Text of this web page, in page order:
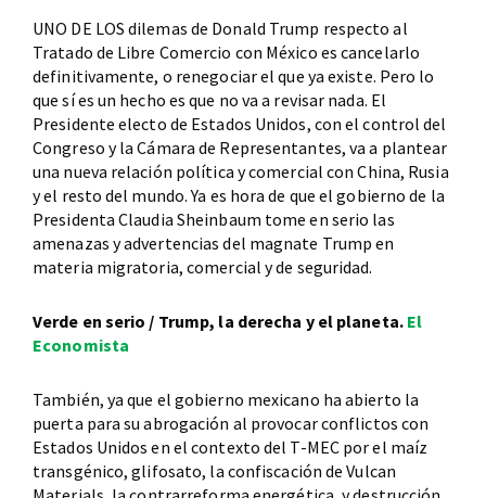
UNO DE LOS dilemas de Donald Trump respecto al
Tratado de Libre Comercio con México es cancelarlo
definitivamente, o renegociar el que ya existe. Pero lo
que sí es un hecho es que no va a revisar nada. El
Presidente electo de Estados Unidos, con el control del
Congreso y la Cámara de Representantes, va a plantear
una nueva relación política y comercial con China, Rusia
y el resto del mundo. Ya es hora de que el gobierno de la
Presidenta Claudia Sheinbaum tome en serio las
amenazas y advertencias del magnate Trump en
materia migratoria, comercial y de seguridad.
Verde en serio / Trump, la derecha y el planeta. El
Economista
También, ya que el gobierno mexicano ha abierto la
puerta para su abrogación al provocar conflictos con
Estados Unidos en el contexto del T-MEC por el maíz
transgénico, glifosato, la confiscación de Vulcan